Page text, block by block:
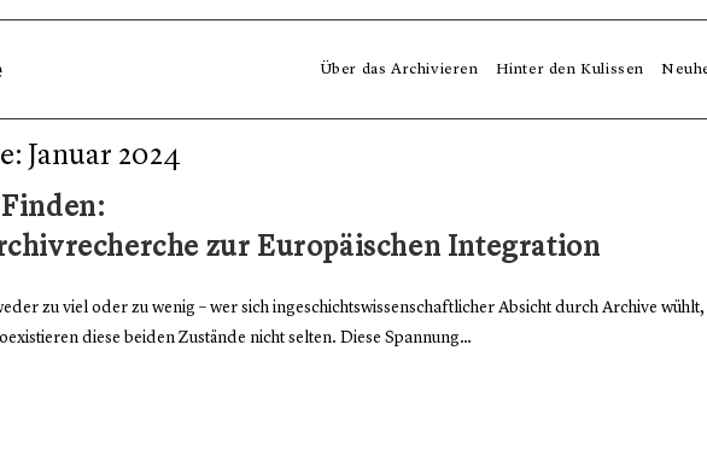
Über das Archivieren Hinter den Kulissen
Januar 2024
zur Europäischen Integration
zu viel oder zu wenig – wer sich ingeschichtswissenschaftlicher Absicht durch Archive
diese beiden Zustände nicht selten. Diese Spannung…